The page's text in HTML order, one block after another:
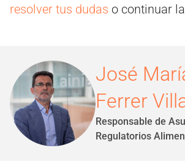
resolver tus dudas o continuar
José
Ferrer
Responsable de
Regulatorios